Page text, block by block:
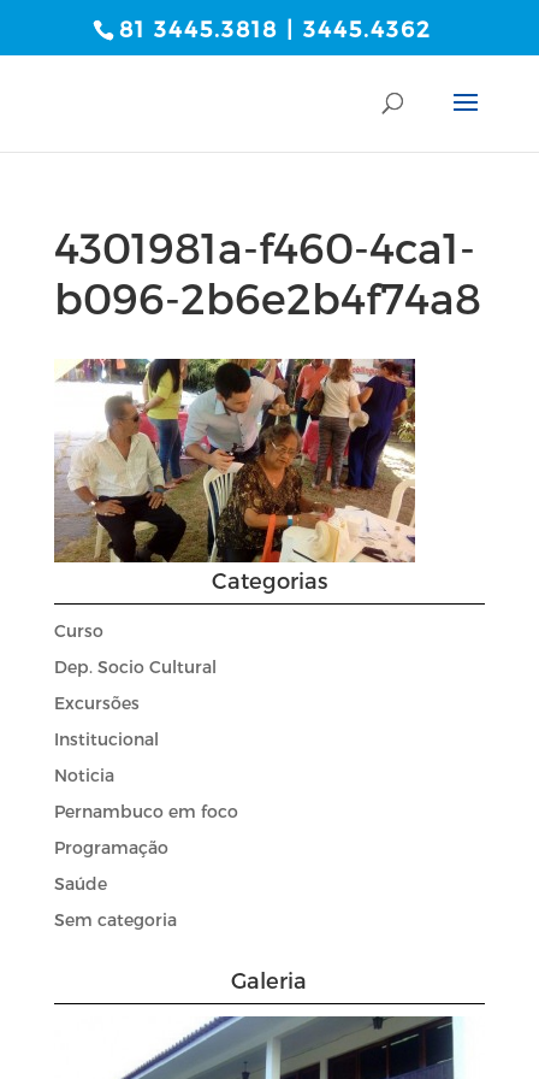
81 3445.3818 | 3445.4362
4301981a-f460-4ca1-
b096-2b6e2b4f74a8
Categorias
Curso
Dep. Socio Cultural
Excursões
Institucional
Noticia
Pernambuco em foco
Programação
Saúde
Sem categoria
Galeria